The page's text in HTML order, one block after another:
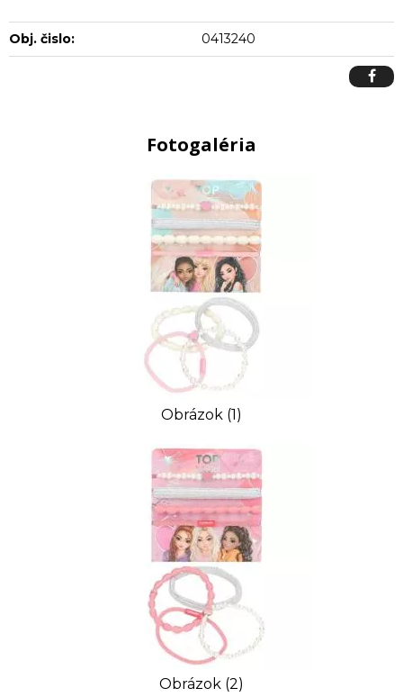
Obj. čislo: 0413240
Fotogaléria
Obrázok (1)
Obrázok (2)